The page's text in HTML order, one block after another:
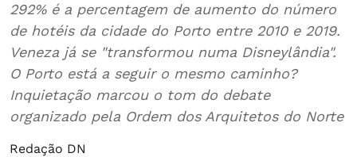
292% é a percentagem de aumento do número
de hotéis da cidade do Porto entre 2010 e 2019.
Veneza já se "transformou numa Disneylândia".
O Porto está a seguir o mesmo caminho?
Inquietação marcou o tom do debate
organizado pela Ordem dos Arquitetos do Norte
Redação DN